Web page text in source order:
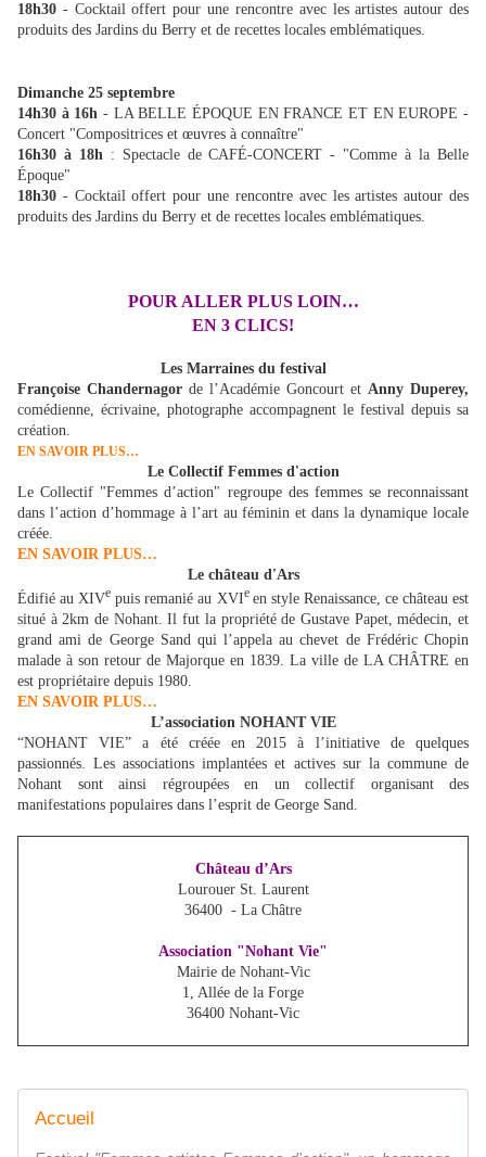
18h30 - Cocktail offert pour une rencontre avec les artistes autour des
produits des Jardins du Berry et de recettes locales emblématiques.
Dimanche 25 septembre
14h30 à 16h - LA BELLE ÉPOQUE EN FRANCE ET EN EUROPE -
Concert "Compositrices et œuvres à connaître"
16h30 à 18h: Spectacle de CAFÉ-CONCERT - "Comme à la Belle
Époque"
18h30 - Cocktail offert pour une rencontre avec les artistes autour des
produits des Jardins du Berry et de recettes locales emblématiques.
POUR ALLER PLUS LOIN…
EN 3 CLICS!
Les Marraines du festival
Françoise Chandernagor de l’Académie Goncourt et Anny Duperey,
comédienne, écrivaine, photographe accompagnent le festival depuis sa
création.
EN SAVOIR PLUS…
Le Collectif Femmes d'action
Le Collectif "Femmes d’action" regroupe des femmes se reconnaissant
dans l’action d’hommage à l’art au féminin et dans la dynamique locale
créée.
EN SAVOIR PLUS…
Le château d'Ars
Édifié au XIVe puis remanié au XVIe en style Renaissance, ce château est
situé à 2km de Nohant. Il fut la propriété de Gustave Papet, médecin, et
grand ami de George Sand qui l’appela au chevet de Frédéric Chopin
malade à son retour de Majorque en 1839. La ville de LA CHÂTRE en
est propriétaire depuis 1980.
EN SAVOIR PLUS…
L’association NOHANT VIE
“NOHANT VIE” a été créée en 2015 à l’initiative de quelques
passionnés. Les associations implantées et actives sur la commune de
Nohant sont ainsi régroupées en un collectif organisant des
manifestations populaires dans l’esprit de George Sand.
Château d’Ars
Lourouer St. Laurent
36400 - La Châtre
Association "Nohant Vie"
Mairie de Nohant-Vic
1, Allée de la Forge
36400 Nohant-Vic
Accueil